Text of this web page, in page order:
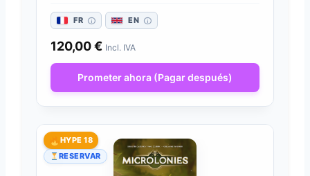
FR EN
120,00€ Incl. IVA
Prometer ahora (Pagar después)
HYPE 18
RESERVAR